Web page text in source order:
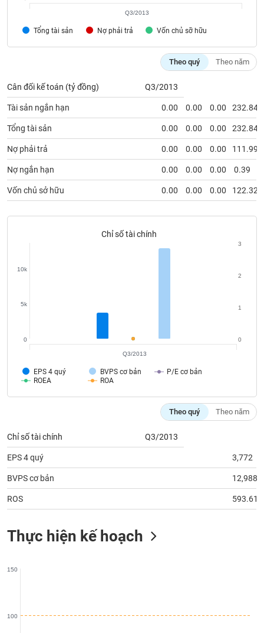
Tổng tài sản Nợ phải trả Vốn chủ sỡ hữu
Q3/2013
Theo quý Theo năm
Cân đối kế toán (tỷ đồng) Q3/2013
Tài sản ngắn hạn 0.00 0.00 0.00 232.84
Tổng tài sản 0.00 0.00 0.00 232.84
Nợ phải trả 0.00 0.00 0.00 111.99
Nợ ngắn hạn 0.00 0.00 0.00 0.39
Vốn chủ sở hữu 0.00 0.00 0.00 122.32
Chỉ số tài chính
EPS 4 quý BVPS cơ bản
P/E cơ bản
ROEA
ROA
0
5k
10k
0
1
2
3
Q3/2013
Theo quý Theo năm
Chỉ số tài chính Q3/2013
EPS 4 quý 3,772
BVPS cơ bản 12,988
ROS 593.61
Thực hiện kế hoạch
100
150
TIỆN
ÍCH
BẤT
ĐỘNG
SẢN
Mã
chứng
khoán
(-)
Lãnh
Bài
viết
của
Báo
cáo
phân
tích
(-)
Thuật
ngữ